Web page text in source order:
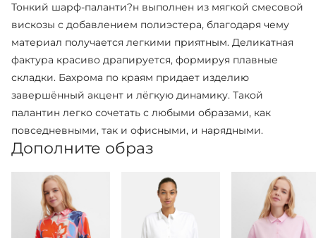
Тонкий шарф-паланти?н выполнен из мягкой смесовой
вискозы с добавлением полиэстера, благодаря чему
материал получается легкими приятным. Деликатная
фактура красиво драпируется, формируя плавные
складки. Бахрома по краям придает изделию
завершённый акцент и лёгкую динамику. Такой
палантин легко сочетать с любыми образами, как
повседневными, так и офисными, и нарядными.
Дополните образ